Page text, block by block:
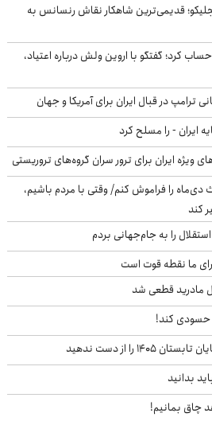
قدیمی‌ترین شاهکار نقاش رنسانس به
کرد؛ گفتگو با اروین ولش درباره اعتیاد،
ترامپ در قبال ایران برای آمریکا و جهان
ایران - را مسلح کرد
ویژه ایران برای ترور سران گروه‌های تروریستی
را فراموش کنم/ وقتی با مردم باشیم،
کند
را به جام‌جهانی بردم
ما نقطه قوت است
مادرید قطعی شد
حسودی کند!
را از دست ندهید
بدانید
چاق بمانیم!